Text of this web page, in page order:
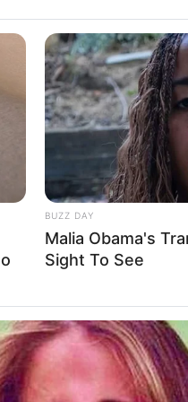
S
BUZZ DAY
Malia Obama's
Sight To See
Things
BRAINBERRIES
The Bodyguard's
Revealed